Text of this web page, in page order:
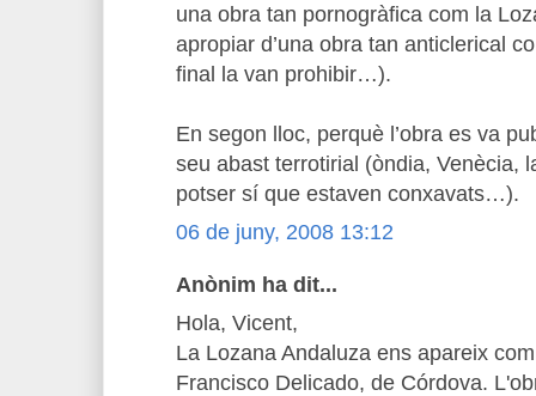
una obra tan pornogràfica com la
apropiar d’una obra tan anticlerical
final la van prohibir…).
En segon lloc, perquè l’obra es va
seu abast terrotirial (òndia, Venècia,
potser sí que estaven conxavats…).
06 de juny, 2008 13:12
Anònim ha dit...
Hola, Vicent,
La Lozana Andaluza ens apareix
Francisco Delicado, de Córdova.